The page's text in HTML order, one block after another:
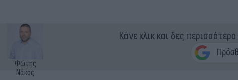
Φώτης
Νάκος
Κάνε κλικ και δες περισσότερο